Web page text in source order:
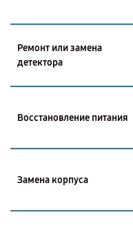
Ремонт или замена
детектора
Восстановление питания
Замена корпуса